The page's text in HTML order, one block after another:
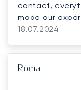
contact,
made our
18.07.2024
Roma